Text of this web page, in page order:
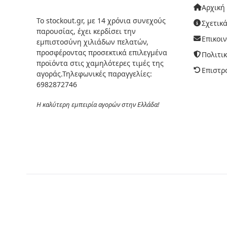
Το stockout.gr, με 14 χρόνια συνεχούς
παρουσίας, έχει κερδίσει την
εμπιστοσύνη χιλιάδων πελατών,
προσφέροντας προσεκτικά επιλεγμένα
προϊόντα στις χαμηλότερες τιμές της
αγοράς.Τηλεφωνικές παραγγελίες:
6982872746
Η καλύτερη εμπειρία αγορών στην Ελλάδα!
Αρχική